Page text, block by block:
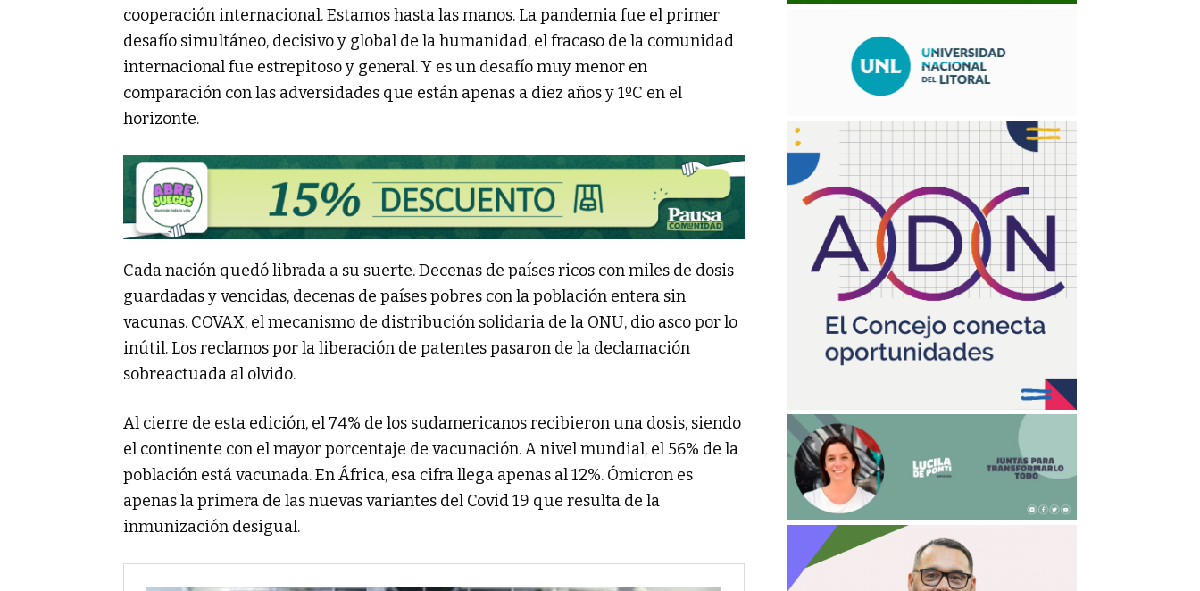
cooperación internacional. Estamos hasta las manos. La pandemia fue el primer
desafío simultáneo, decisivo y global de la humanidad, el fracaso de la comunidad
internacional fue estrepitoso y general. Y es un desafío muy menor en
comparación con las adversidades que están apenas a diez años y 1ºC en el
horizonte.
Cada nación quedó librada a su suerte. Decenas de países ricos con miles de dosis
guardadas y vencidas, decenas de países pobres con la población entera sin
vacunas. COVAX, el mecanismo de distribución solidaria de la ONU, dio asco por lo
inútil. Los reclamos por la liberación de patentes pasaron de la declamación
sobreactuada al olvido.
Al cierre de esta edición, el 74% de los sudamericanos recibieron una dosis, siendo
el continente con el mayor porcentaje de vacunación. A nivel mundial, el 56% de la
población está vacunada. En África, esa cifra llega apenas al 12%. Ómicron es
apenas la primera de las nuevas variantes del Covid 19 que resulta de la
inmunización desigual.